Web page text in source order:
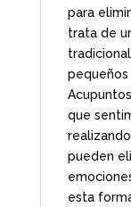
para
trata de
pequeños
que
pueden
esta